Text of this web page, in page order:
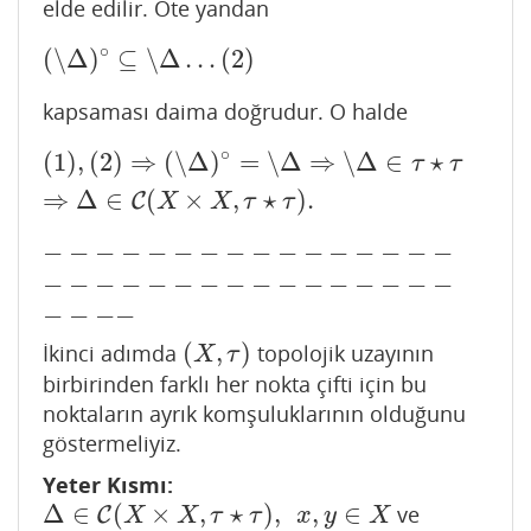
elde edilir. Öte yandan
(∖Δ)∘ ⊆ ∖Δ… (2)
(∖Δ ∘⊆∖Δ… 2 )
kapsaması daima doğrudur. O halde
(1), (2) ⇒ (∖Δ)∘ = ∖Δ ⇒ ∖Δ ∈ τ ⋆ τ
⇒ Δ ∈ C(X × X, τ ⋆ τ).
(1) (2)⇒(∖Δ )∘=∖Δ⇒ ∖Δ ∈τ⋆ τ⇒Δ∈C( X× X,τ⋆ τ).
− − − − − − − − − − − − − − − −
− − − − − − − − − − − − − − − −
− − −−
−− −− −− −−− −− −− −− −− −−− −− −− −− −− −−−−− −−
İkinci adımda (X, τ)
(X,τ)
topolojik uzayının
birbirinden farklı her nokta çifti için bu
noktaların ayrık komşuluklarının olduğunu
göstermeliyiz.
Yeter Kısmı:
Δ ∈ C(X × X, τ ⋆ τ), x, y ∈ X
Δ∈ C( X×X,τ⋆τ , x,y∈ X ve